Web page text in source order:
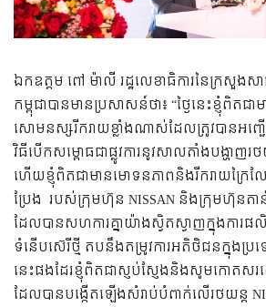
ឯក​ឧត្តម ​ពៅ ម៉ាលី រដ្ឋ​លេខា​ធិការនៃ​ក្រសួង
កម្ពុជាបានមាន​ប្រសាសន៍​ថា​៖ “ថ្ងៃនេះខ្ញុំ​ពិត
សោមនស្សរីករាយខ្លាំងណាស់​ដែលត្រូវបានអញ្
វិធីបើកសម្ពោធ​​ជាផ្លូវ​ការនូវសាលតាំងបង្ហាញរថ
ហើយ​​ខ្ញុំ​ពិត​ជាមានមោទនភាពនិងរីករាយក្រៃ
ប្រែង ​​ របស់ក្រុមហ៊ុន NISSAN និង​​ក្រុមហ៊ុនត
ដែលបានសហការគ្នាយ៉ាងស្វិតស្វាញក្នុងការផ
ទំនើបស៊េរីថ្មី តបនឹងតម្រូវការអតិ​ថិ​ជនក្នុងប្
នេះផងដែរខ្ញុំពិតជាស្ញប់ស្ញែងនិងសូមកោតសរស
ដែលបានបង្កើតឡើងសំរាប់បំពាក់លើរថយន្ត